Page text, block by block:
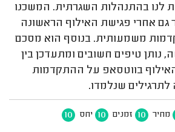
לנו בהתנהלות השגרתית. המשכנו
גם אחרי פגישת האילוף הראשונה
משמעותית. בנוסף הוא מסכם
נותן טיפים חשובים ומתעדכן בין
בווטסאפ על ההתקדמות
לתרגילים שנלמדו.
מחיר 10 זמנים 10 יחס 10